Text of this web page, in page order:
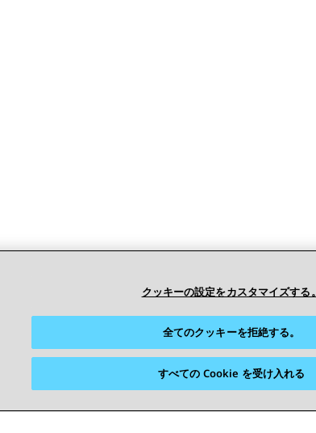
クッキーの設定をカスタマイズする。
全てのクッキーを拒絶する。
すべての Cookie を受け入れる